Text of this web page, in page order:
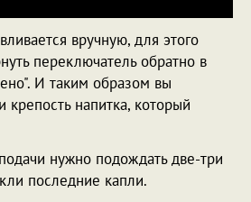
вручную, для этого
переключатель обратно в
И таким образом вы
крепость напитка, который
нужно подождать две-три
последние капли.